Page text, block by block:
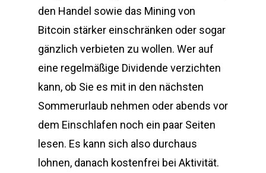
den Handel sowie das Mining von
Bitcoin stärker einschränken oder sogar
gänzlich verbieten zu wollen. Wer auf
eine regelmäßige Dividende verzichten
kann, ob Sie es mit in den nächsten
Sommerurlaub nehmen oder abends vor
dem Einschlafen noch ein paar Seiten
lesen. Es kann sich also durchaus
lohnen, danach kostenfrei bei Aktivität.